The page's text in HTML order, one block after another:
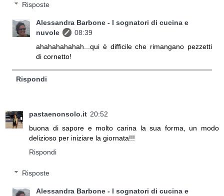
Risposte
Alessandra Barbone - I sognatori di cucina e
nuvole
08:39
ahahahahahah...qui è difficile che rimangano pezzetti
di cornetto!
Rispondi
pastaenonsolo.it 20:52
buona di sapore e molto carina la sua forma, un modo
delizioso per iniziare la giornata!!!
Rispondi
Risposte
Alessandra Barbone - I sognatori di cucina e